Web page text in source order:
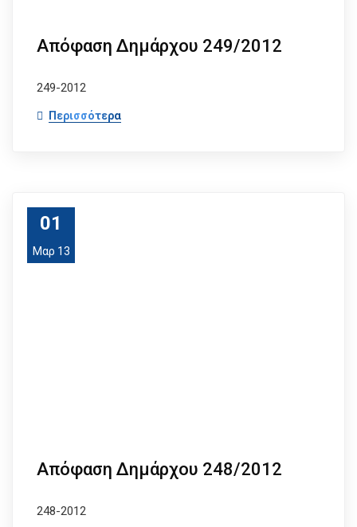
Απόφαση Δημάρχου 249/2012
249-2012
Περισσότερα
01
Μαρ 13
Απόφαση Δημάρχου 248/2012
248-2012